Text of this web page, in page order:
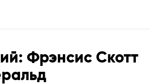
Фрэнсис Скотт